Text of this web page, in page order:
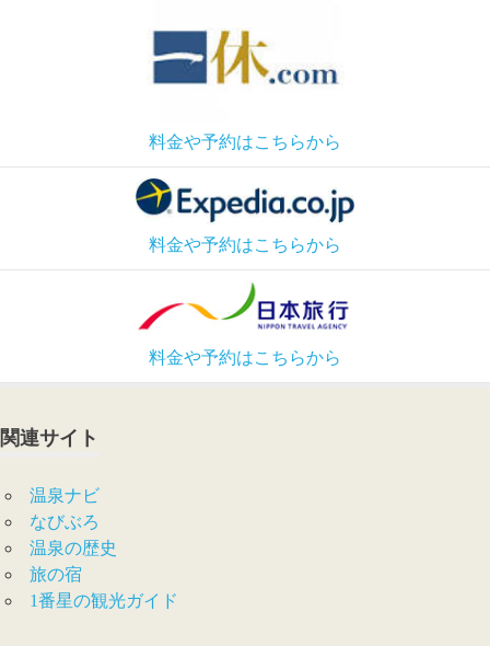
料金や予約はこちらから
料金や予約はこちらから
料金や予約はこちらから
関連サイト
温泉ナビ
なびぶろ
温泉の歴史
旅の宿
1番星の観光ガイド